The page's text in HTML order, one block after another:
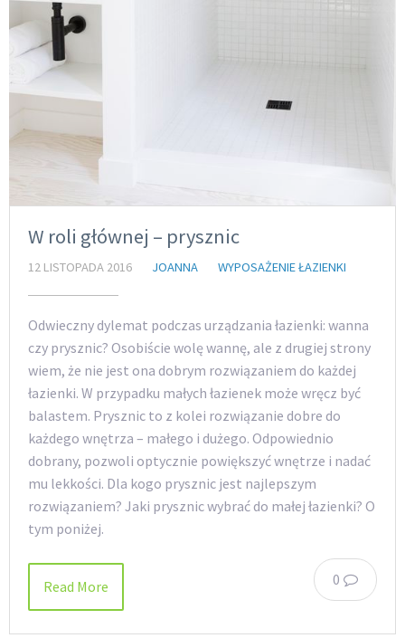
W roli głównej – prysznic
12 LISTOPADA 2016 JOANNA WYPOSAŻENIE ŁAZIENKI
Odwieczny dylemat podczas urządzania łazienki: wanna
czy prysznic? Osobiście wolę wannę, ale z drugiej strony
wiem, że nie jest ona dobrym rozwiązaniem do każdej
łazienki. W przypadku małych łazienek może wręcz być
balastem. Prysznic to z kolei rozwiązanie dobre do
każdego wnętrza – małego i dużego. Odpowiednio
dobrany, pozwoli optycznie powiększyć wnętrze i nadać
mu lekkości. Dla kogo prysznic jest najlepszym
rozwiązaniem? Jaki prysznic wybrać do małej łazienki? O
tym poniżej.
0
Read More